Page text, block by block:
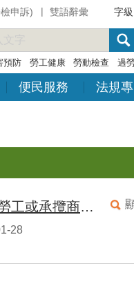
申訴) 雙語辭彙 字級
預防 勞工健康 勞動檢查 過
便民服務 法規
勞工健康保護規則第3條及第4條所定之勞工人數，是否包含派遣勞工或承攬商之勞工？其健康管理該如何辦理？
28